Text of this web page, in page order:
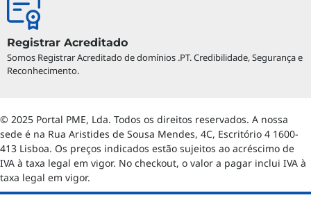
Registrar Acreditado
Somos Registrar Acreditado de domínios .PT. Credibilidade, Segurança e
Reconhecimento.
© 2025 Portal PME, Lda. Todos os direitos reservados. A nossa
sede é na Rua Aristides de Sousa Mendes, 4C, Escritório 4 1600-
413 Lisboa. Os preços indicados estão sujeitos ao acréscimo de
IVA à taxa legal em vigor. No checkout, o valor a pagar inclui IVA à
taxa legal em vigor.